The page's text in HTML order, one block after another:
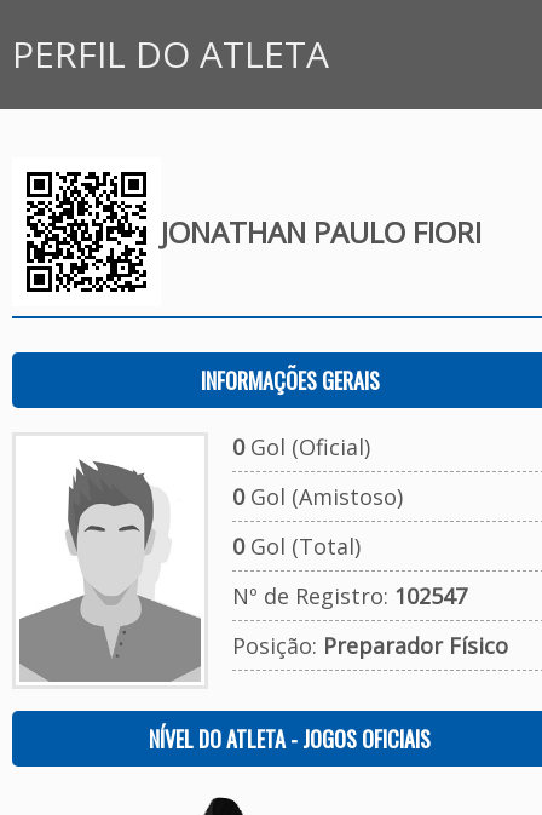
PERFIL DO ATLETA
JONATHAN PAULO FIORI
INFORMAÇÕES GERAIS
0Gol (Oficial)
0Gol (Amistoso)
0Gol (Total)
Nº de Registro: 102547
Posição: Preparador Físico
NÍVEL DO ATLETA - JOGOS OFICIAIS